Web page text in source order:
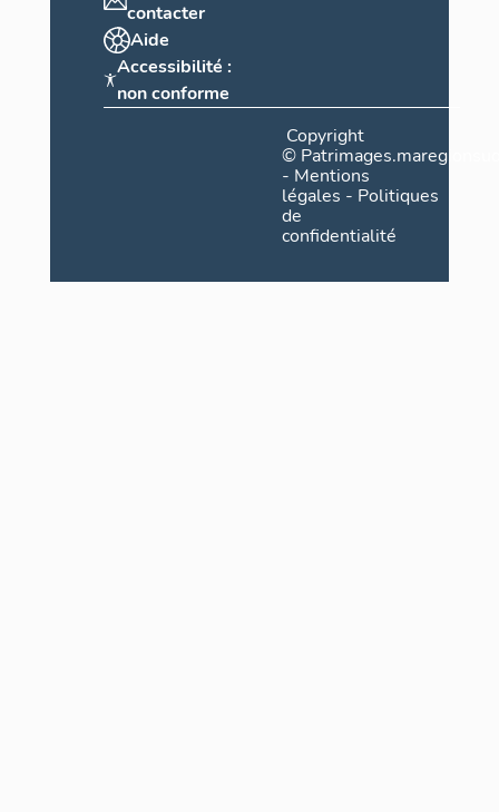
contacter
Aide
Accessibilité :
non conforme
Copyright
©
- Mentions
légales - Politiques
de
confidentialité